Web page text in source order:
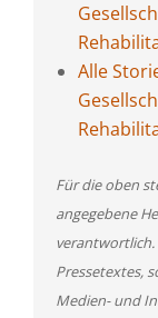
Alle
Für die oben
angegebene
verantwortlich.
Pressetextes,
Medien- und